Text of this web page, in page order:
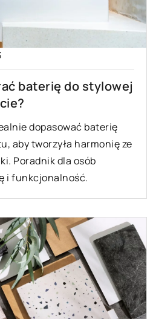
baterię do stylowej
dopasować baterię
aby tworzyła harmonię ze
Poradnik dla osób
i funkcjonalność.